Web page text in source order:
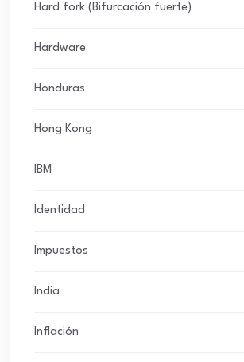
Hard fork (Bifurcación fuerte)
Hardware
Honduras
Hong Kong
IBM
Identidad
Impuestos
India
Inflación